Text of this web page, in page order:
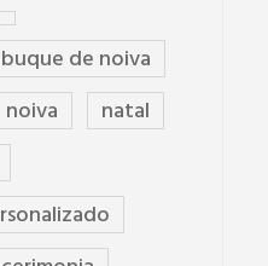
buque de noiva
noiva
natal